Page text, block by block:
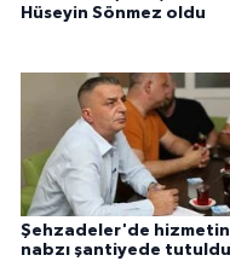
Hüseyin Sönmez oldu
Şehzadeler'de hizmetin
nabzı şantiyede tutuldu